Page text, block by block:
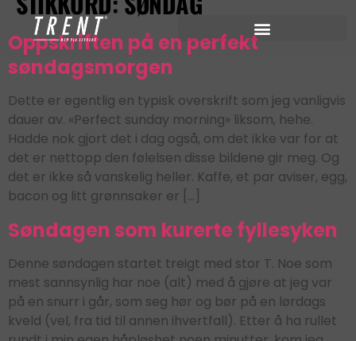
Oppskriften på en perfekt
søndagsmorgen
Dette er egentlig en typisk overskrift som jeg vanligvis
dauer av. «Perfect sunday morning» liksom, hehe.
Hadde nok gjort det i dag også, om det ikke var for at
det er nettopp den følelsen disse bildene gir meg. Og
det er ikke så vanskelig heller. Kaffe, et par aviser, egg,
bacon og litt grønnsaker er […]
Søndagen som kurerte fyllesyken
Denne søndagen startet treigt med stor T. Noe som
mest sannsynlig har noe (alt) med å gjøre at jeg var
på en snurr i går, som seg hør og bør på en lørdags
kveld (vel, fra tid til annen ihvertfall). Etter å ha rullet